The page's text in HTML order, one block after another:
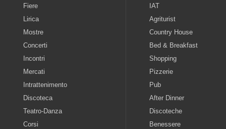
Fiere
Lirica
Mostre
Concerti
Incontri
Mercati
Intrattenimento
Discoteca
Teatro-Danza
Corsi
IAT
Agriturist
Country House
Bed & Breakfast
Shopping
Pizzerie
Pub
After Dinner
Discoteche
Benessere